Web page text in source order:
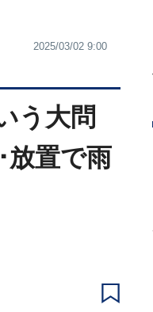
2025/03/02 9:00
う大問
放置で雨